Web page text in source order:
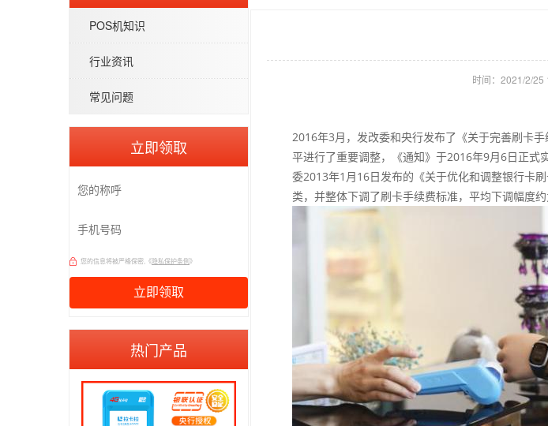
POS机知识
行业资讯
常见问题
立即领取
您的信息将被严格保密,《隐私保护条例》
热门产品
时间：2021/2/25
2016年3月，发改委和央行发布了《关于完善刷卡
平进行了重要调整，《通知》于2016年9月6日正式
委2013年1月16日发布的《关于优化和调整银行卡
类，并整体下调了刷卡手续费标准，平均下调幅度约